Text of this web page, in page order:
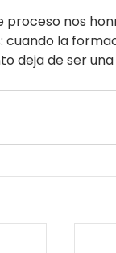
proceso nos
cuando la
deja de ser